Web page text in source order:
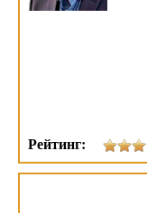
Рейтинг: